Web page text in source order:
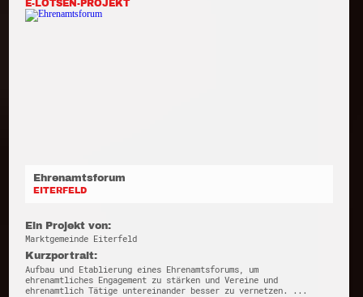
E-LOTSEN-PROJEKT
Ehrenamtsforum
EITERFELD
Ein Projekt von:
Marktgemeinde Eiterfeld
Kurzportrait:
Aufbau und Etablierung eines Ehrenamtsforums, um
ehrenamtliches Engagement zu stärken und Vereine und
ehrenamtlich Tätige untereinander besser zu vernetzen. ...